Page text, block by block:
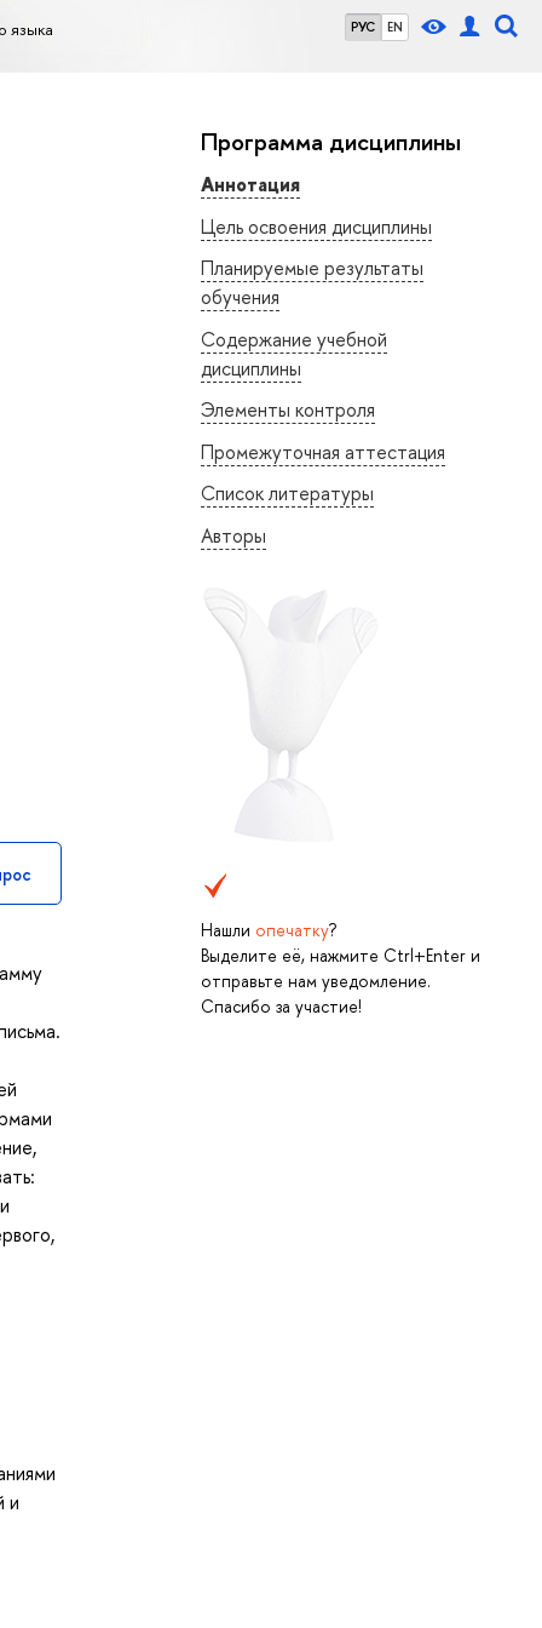
РУС EN
языка
Программа дисциплины
Аннотация
Цель освоения дисциплины
Планируемые результаты
обучения
Содержание учебной
дисциплины
Элементы контроля
Промежуточная аттестация
Список литературы
Авторы
Нашли опечатку?
Выделите её, нажмите Ctrl+Enter и
отправьте нам уведомление.
Спасибо за участие!
и